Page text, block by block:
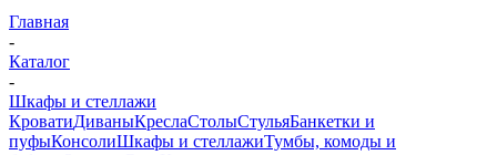
Главная
-
Каталог
-
Шкафы и стеллажи
КроватиДиваныКреслаСтолыСтульяБанкетки и
пуфыКонсолиШкафы и стеллажиТумбы, комоды и